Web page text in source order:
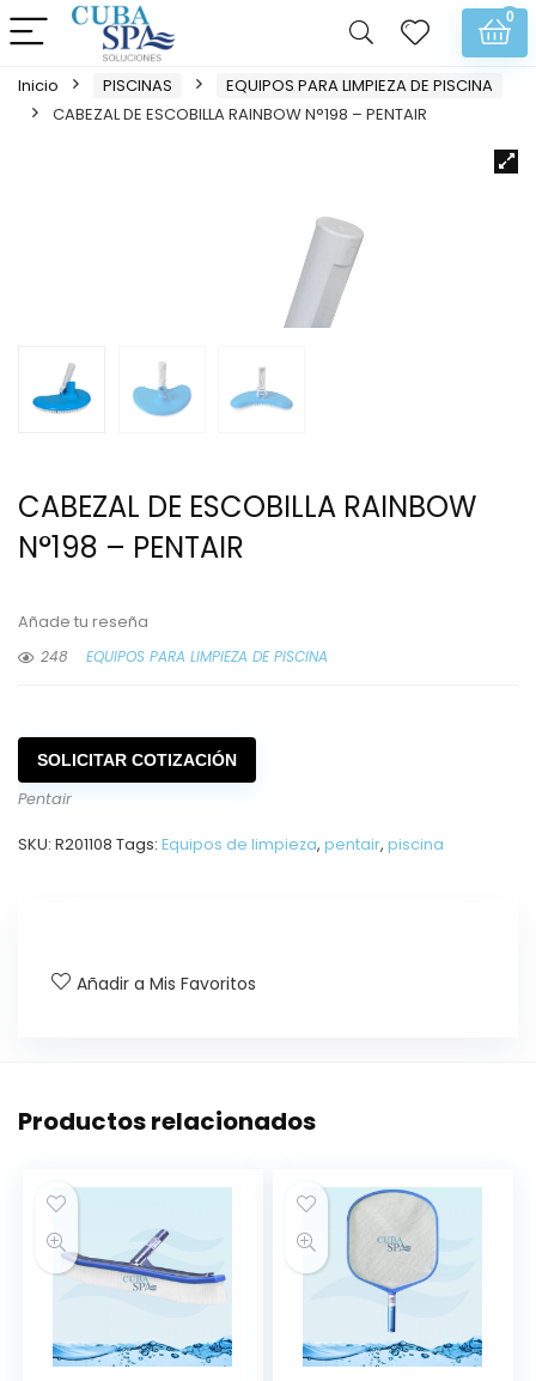
0
Inicio PISCINAS
EQUIPOS PARA LIMPIEZA DE PISCINA
CABEZAL DE ESCOBILLA RAINBOW N°198 – PENTAIR
CABEZAL DE ESCOBILLA RAINBOW
N°198 – PENTAIR
Añade tu reseña
248
EQUIPOS PARA LIMPIEZA DE PISCINA
SOLICITAR COTIZACIÓN
Pentair
SKU: R201108 Tags: Equipos de limpieza, pentair, piscina
Añadir a Mis Favoritos
Productos relacionados